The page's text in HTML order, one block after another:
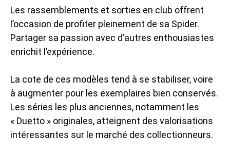
Les rassemblements et sorties en club offrent
l’occasion de profiter pleinement de sa Spider.
Partager sa passion avec d’autres enthousiastes
enrichit l’expérience.
La cote de ces modèles tend à se stabiliser, voire
à augmenter pour les exemplaires bien conservés.
Les séries les plus anciennes, notamment les
« Duetto » originales, atteignent des valorisations
intéressantes sur le marché des collectionneurs.